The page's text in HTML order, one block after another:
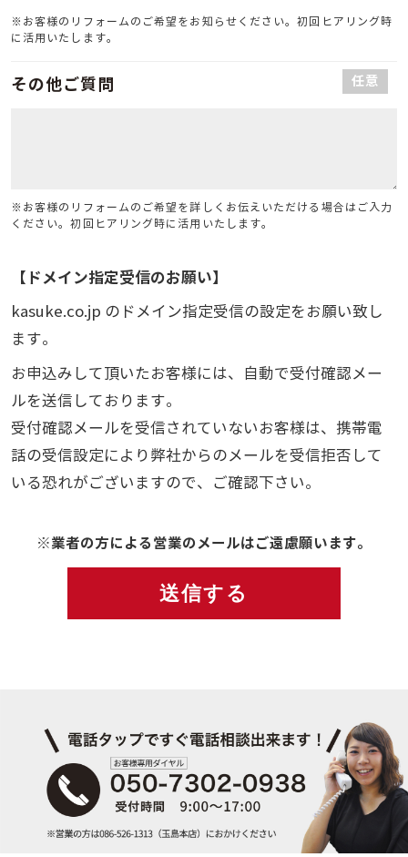
※お客様のリフォームのご希望をお知らせください。初回ヒアリング時
に活用いたします。
その他ご質問 任意
※お客様のリフォームのご希望を詳しくお伝えいただける場合はご入力
ください。初回ヒアリング時に活用いたします。
【ドメイン指定受信のお願い】
kasuke.co.jp のドメイン指定受信の設定をお願い致し
ます。
お申込みして頂いたお客様には、自動で受付確認メー
ルを送信しております。
受付確認メールを受信されていないお客様は、携帯電
話の受信設定により弊社からのメールを受信拒否して
いる恐れがございますので、ご確認下さい。
※業者の方による営業のメールはご遠慮願います。